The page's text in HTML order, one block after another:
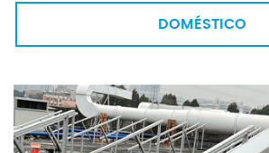
DOMÉSTICO